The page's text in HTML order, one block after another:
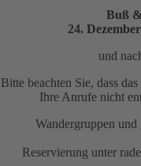
Buß
24.
und
Bitte beachten Sie, dass
Ihre Anrufe nicht
Wandergruppen
Reservierung unter